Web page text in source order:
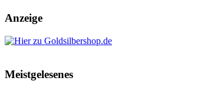
Anzeige
Meistgelesenes